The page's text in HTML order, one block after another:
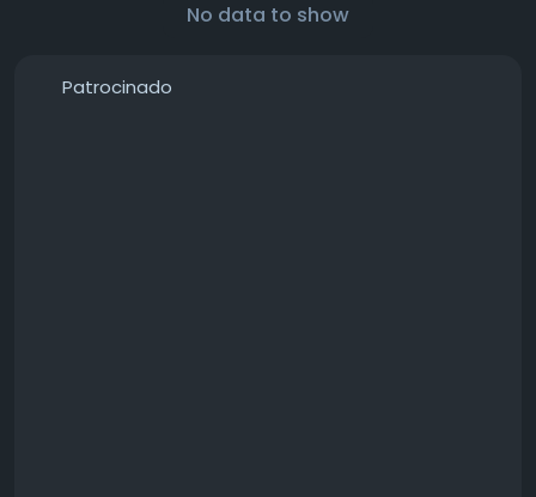
No data to show
Patrocinado